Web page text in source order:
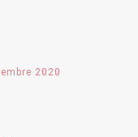
2020